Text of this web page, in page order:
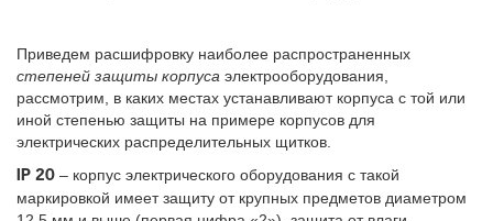
Приведем расшифровку наиболее распространенных
степеней защиты корпуса электрооборудования,
рассмотрим, в каких местах устанавливают корпуса с той или
иной степенью защиты на примере корпусов для
электрических распределительных щитков.
IP 20 – корпус электрического оборудования с такой
маркировкой имеет защиту от крупных предметов диаметром